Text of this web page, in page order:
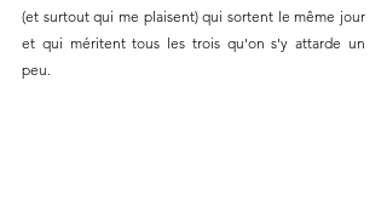
(et surtout qui me plaisent) qui sortent le même jour
et qui méritent tous les trois qu'on s'y attarde un
peu.